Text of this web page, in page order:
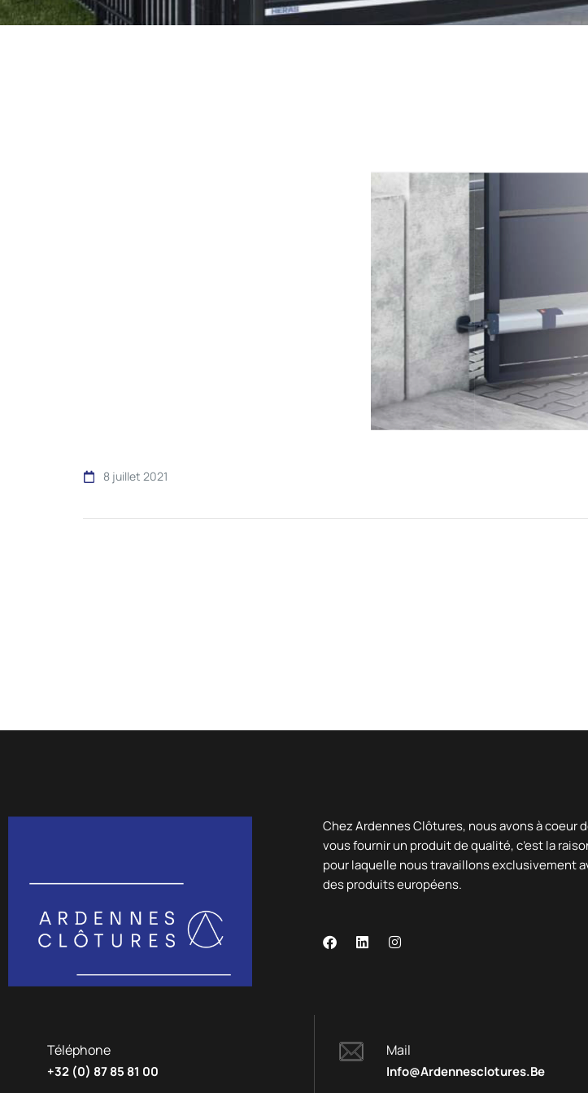
8 juillet 2021
Chez Ardennes Clôtures, nous avons à coeur
vous fournir un produit de qualité, c’est la
pour laquelle nous travaillons exclusivement
des produits européens.
Téléphone
+32 (0) 87 85 81 00
Mail
Info@ardennesclotures.be